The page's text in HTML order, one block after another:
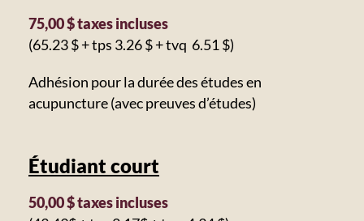
75,00 $ taxes incluses
(65.23 $ + tps 3.26 $ + tvq 6.51 $)
Adhésion pour la durée des études en
acupuncture (avec preuves d’études)
Étudiant court
50,00 $ taxes incluses